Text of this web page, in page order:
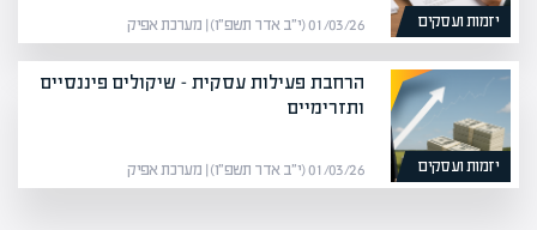
יזמות ועסקים 01/03/26 (י״ב אדר תשפ״ו) | מערכת אפיק
יזמות ועסקים
הרחבת פעילות עסקית – שיקולים פיננסיים
ותזרימיים
01/03/26 (י״ב אדר תשפ״ו) | מערכת אפיק